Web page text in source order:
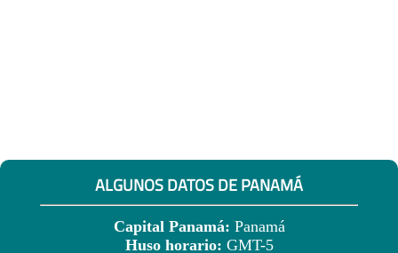
ALGUNOS DATOS DE PANAMÁ
Capital Panamá: Panamá
Huso horario: GMT-5